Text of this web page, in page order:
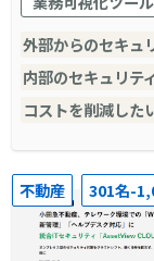
外部からのセキュ
内部のセキュリテ
コストを削減した
不動産 301名-